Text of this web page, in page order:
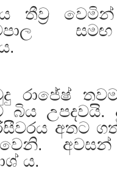
තීව්‍ර වෙමින්
රාජේෂ්
උපදවයි.
අතට
ය.